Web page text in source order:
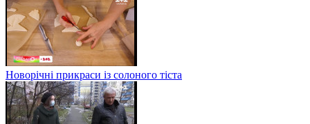
Новорічні прикраси із солоного тіста